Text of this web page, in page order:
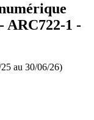
ARC722-1 -
au 30/06/26)